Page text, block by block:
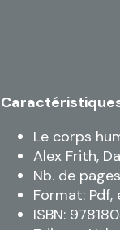
Le corps
Alex Frith,
Nb. de
Format: Pdf,
ISBN: